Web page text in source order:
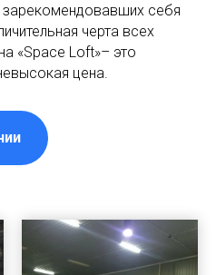
зарекомендовавших себя
черта всех
«Space Loft»– это
цена.